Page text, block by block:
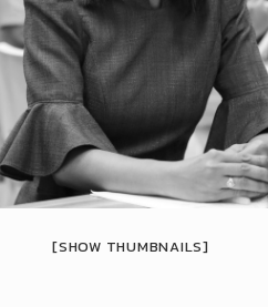
[SHOW THUMBNAILS]